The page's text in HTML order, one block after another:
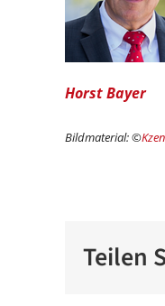
Horst Bayer
Bildmaterial: ©
Teilen